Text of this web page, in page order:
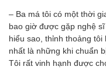
– Ba má tôi có một thời
bao giờ được gặp nghệ
hiểu sao, thỉnh thoảng
nhất là những khi chuẩn
Tôi rất vinh hạnh được